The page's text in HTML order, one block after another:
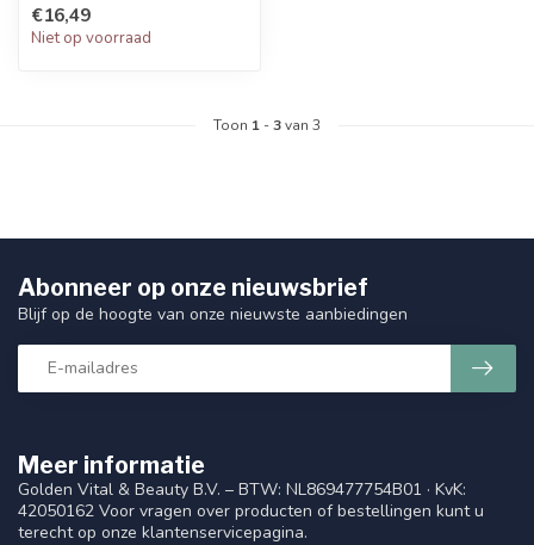
het menselijk ...
€16,49
Niet op voorraad
Toon 1 -3van 3
Meer informatie
Golden Vital & Beauty B.V. – BTW: NL869477754B01 · KvK:
42050162 Voor vragen over producten of bestellingen kunt u
terecht op onze klantenservicepagina.
Abonneer op onze nieuwsbrief
Blijf op de hoogte van onze nieuwste aanbiedingen